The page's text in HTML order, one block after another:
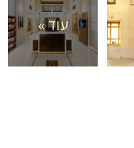
עוד »